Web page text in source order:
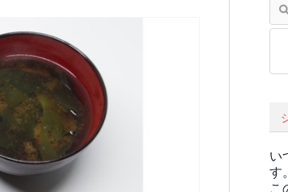
い
す。
こ